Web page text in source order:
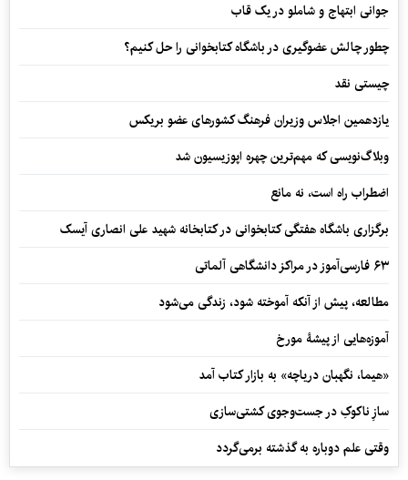
جوانی ابتهاج و شاملو در یک قاب
چطور چالش عضوگیری در باشگاه کتابخوانی را حل کنیم؟
چیستی نقد
یازدهمین اجلاس وزیران فرهنگ کشورهای عضو بریکس
وبلاگ‌نویسی که مهم‌ترین چهره اپوزیسیون شد
اضطراب راه است، نه مانع
برگزاری باشگاه هفتگی کتابخوانی در کتابخانه شهید علی انصاری آیسک
۶۳ فارسی‌آموز در مراکز دانشگاهی آلماتی
مطالعه، پیش از آنکه آموخته شود، زندگی می‌شود
آموزه‌هایی از پیشۀ مورخ
«هیما، نگهبان دریاچه» به بازار کتاب آمد
سازِ ناکوکِ در جست‌وجوی کشتی‌سازی
وقتی علم دوباره به گذشته برمی‌گردد